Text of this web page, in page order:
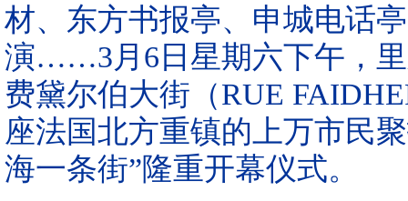
材、东方书报亭、申城电话
演……3月6日星期六下午，
费黛尔伯大街（RUE
座法国北方重镇的上万市民
海一条街”隆重开幕仪式。